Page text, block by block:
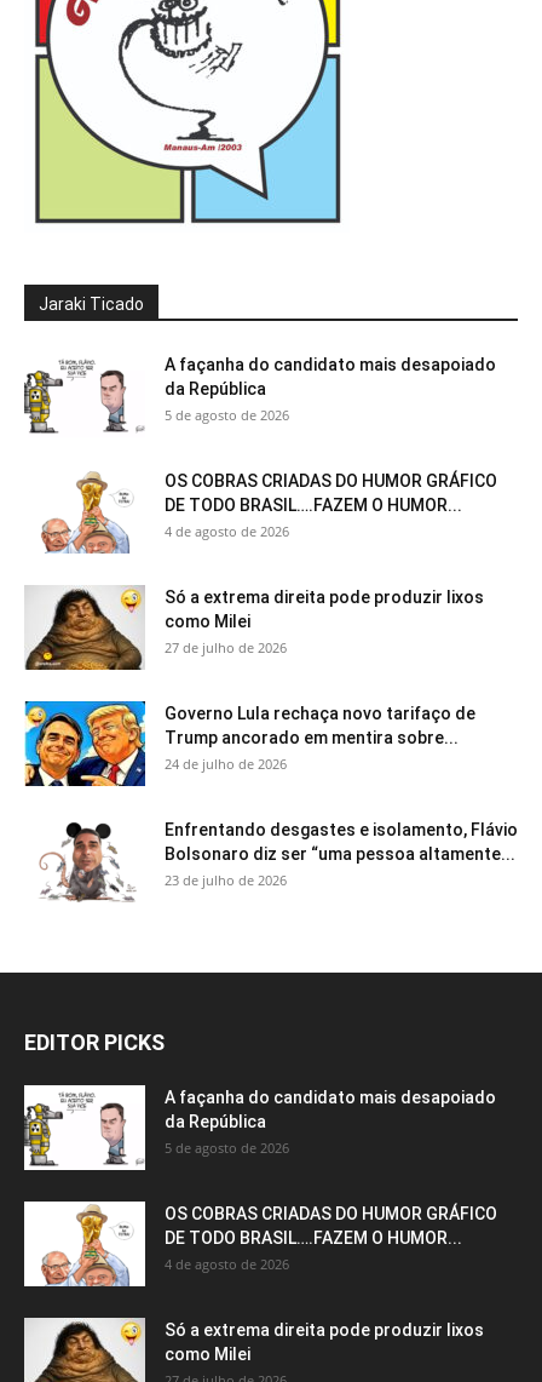
Jaraki Ticado
A façanha do candidato mais desapoiado
da República
5 de agosto de 2026
OS COBRAS CRIADAS DO HUMOR GRÁFICO
DE TODO BRASIL….FAZEM O HUMOR...
4 de agosto de 2026
Só a extrema direita pode produzir lixos
como Milei
27 de julho de 2026
Governo Lula rechaça novo tarifaço de
Trump ancorado em mentira sobre...
24 de julho de 2026
Enfrentando desgastes e isolamento, Flávio
Bolsonaro diz ser “uma pessoa altamente...
23 de julho de 2026
EDITOR PICKS
A façanha do candidato mais desapoiado
da República
5 de agosto de 2026
OS COBRAS CRIADAS DO HUMOR GRÁFICO
DE TODO BRASIL….FAZEM O HUMOR...
4 de agosto de 2026
Só a extrema direita pode produzir lixos
como Milei